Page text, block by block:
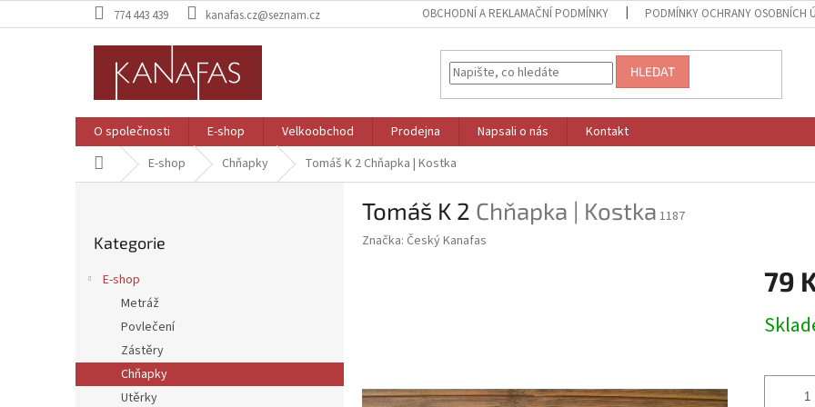
na
774 443 439 kanafas.cz@seznam.cz OBCHODNÍ A REKLAMAČNÍ PODMÍNKY PODMÍNKY OCHRANY OSOBNÍCH
HLEDAT
O společnosti E-shop Velkoobchod Prodejna Napsali o nás
Kontakt
Domů E-shop Chňapky Tomáš K 2 Chňapka | Kostka
a
kategorie
Kategorie
E-shop
Metráž
Povlečení
Zástěry
Chňapky
Utěrky
Tomáš K 2 Chňapka | Kostka 1187
Značka: Český Kanafas
79
cena: